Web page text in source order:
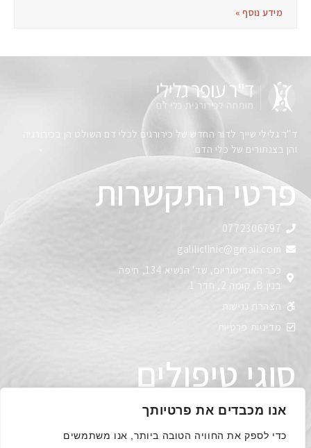
אנו מכבדים את פרטיותך
כדי לספק את החוויה הטובה ביותר, אנו משתמשים
מידע נוסף »
סוגי טיפולים
סקלרותרפיה – טיפול בהזרקות
מחלת ורידי הרגליים – סקירה כללית
פרטי התקשרות
0772306797
galiliclinic@gmail.com
ככר האודיטוריום, שד' הנשיא 134, חיפה
בנין B, קומה 2, חדר 1
הצהרת נגישות
מדיניות פרטיות
ד"ר גלילי שייך לדור החדש של כירורגים לכלי דם השולט הן בכירורגיה
והן בצנתורים של כלי הדם.